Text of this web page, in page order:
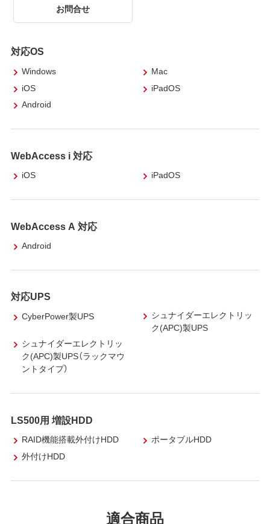
お問合せ
対応OS
Windows
Mac
iOS
iPadOS
Android
WebAccess i 対応
iOS iPadOS
WebAccess A 対応
Android
対応UPS
CyberPower製UPS
シュナイダーエレクトリッ
ク(APC)製UPS
シュナイダーエレクトリッ
ク(APC)製UPS（ラックマウ
ントタイプ）
LS500用 増設HDD
RAID機能搭載外付けHDD
ポータブルHDD
外付けHDD
適合商品